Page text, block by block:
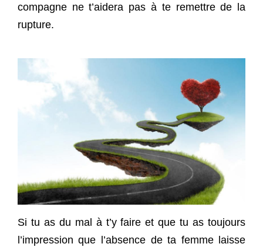
compagne ne t’aidera pas à te remettre de la
rupture.
Si tu as du mal à t’y faire et que tu as toujours
l’impression que l’absence de ta femme laisse